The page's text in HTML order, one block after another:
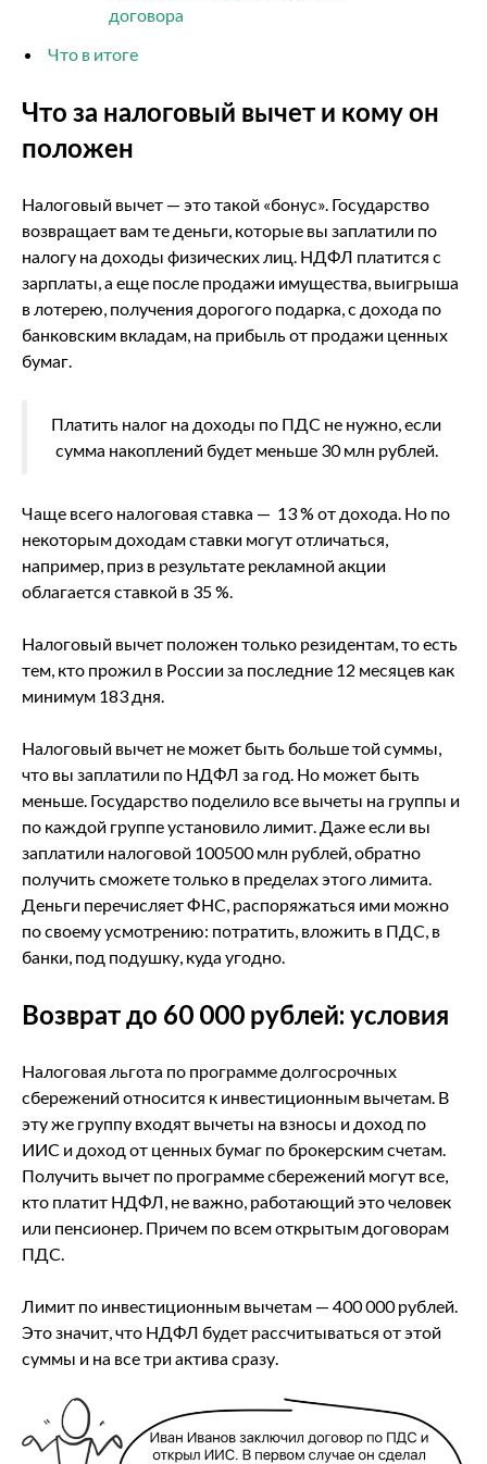
договора
Что в итоге
Что за налоговый вычет и кому он
положен
Налоговый вычет — это такой «бонус». Государство
возвращает вам те деньги, которые вы заплатили по
налогу на доходы физических лиц. НДФЛ платится с
зарплаты, а еще после продажи имущества, выигрыша
в лотерею, получения дорогого подарка, с дохода по
банковским вкладам, на прибыль от продажи ценных
бумаг.
Платить налог на доходы по ПДС не нужно, если
сумма накоплений будет меньше 30 млн рублей.
Чаще всего налоговая ставка — 13 % от дохода. Но по
некоторым доходам ставки могут отличаться,
например, приз в результате рекламной акции
облагается ставкой в 35 %.
Налоговый вычет положен только резидентам, то есть
тем, кто прожил в России за последние 12 месяцев как
минимум 183 дня.
Налоговый вычет не может быть больше той суммы,
что вы заплатили по НДФЛ за год. Но может быть
меньше. Государство поделило все вычеты на группы и
по каждой группе установило лимит. Даже если вы
заплатили налоговой 100500 млн рублей, обратно
получить сможете только в пределах этого лимита.
Деньги перечисляет ФНС, распоряжаться ими можно
по своему усмотрению: потратить, вложить в ПДС, в
банки, под подушку, куда угодно.
Возврат до 60 000 рублей: условия
Налоговая льгота по программе долгосрочных
сбережений относится к инвестиционным вычетам. В
эту же группу входят вычеты на взносы и доход по
ИИС и доход от ценных бумаг по брокерским счетам.
Получить вычет по программе сбережений могут все,
кто платит НДФЛ, не важно, работающий это человек
или пенсионер. Причем по всем открытым договорам
ПДС.
Лимит по инвестиционным вычетам — 400 000 рублей.
Это значит, что НДФЛ будет рассчитываться от этой
суммы и на все три актива сразу.